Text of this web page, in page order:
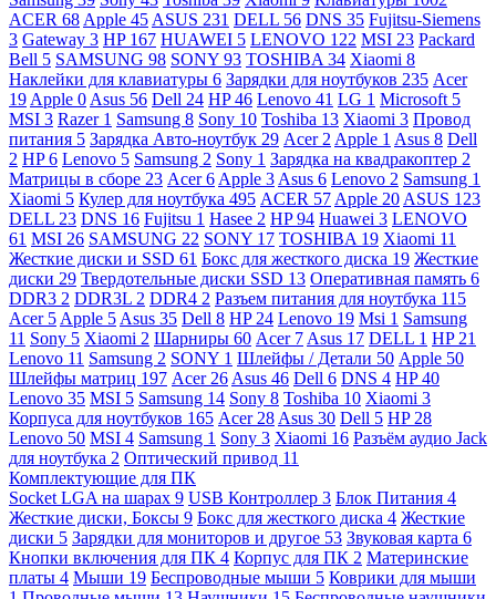
ACER 68 Apple 45 ASUS 231 DELL 56 DNS 35 Fujitsu-Siemens
3 Gateway 3 HP 167 HUAWEI 5 LENOVO 122 MSI 23 Packard
Bell 5 SAMSUNG 98 SONY 93 TOSHIBA 34 Xiaomi 8
Наклейки для клавиатуры 6 Зарядки для ноутбуков 235 Acer
19 Apple 0 Asus 56 Dell 24 HP46 Lenovo 41 LG 1 Microsoft 5
MSI 3 Razer 1 Samsung 8 Sony 10 Toshiba 13 Xiaomi 3 Провод
питания 5 Зарядка Авто-ноутбук 29 Acer 2 Apple 1 Asus 8 Dell
2 HP6 Lenovo 5 Samsung 2 Sony 1 Зарядка на квадракоптер 2
Матрицы в сборе 23 Acer6 Apple 3 Asus 6 Lenovo 2 Samsung 1
Xiaomi 5 Кулер для ноутбука 495 ACER 57 Apple 20 ASUS 123
DELL 23 DNS 16 Fujitsu 1 Hasee 2 HP94 Huawei 3 LENOVO
61 MSI 26 SAMSUNG 22 SONY 17 TOSHIBA 19 Xiaomi 11
Жесткие диски и SSD 61 Бокс для жесткого диска 19 Жесткие
диски 29 Твердотельные диски SSD 13 Оперативная память 6
DDR3 2 DDR3L 2 DDR4 2 Разъем питания для ноутбука 115
Acer 5 Apple 5 Asus 35 Dell 8 HP 24 Lenovo 19 Msi 1 Samsung
11 Sony 5 Xiaomi 2 Шарниры 60 Acer 7 Asus 17 DELL 1 HP 21
Lenovo 11 Samsung 2 SONY 1 Шлейфы / Детали 50 Apple 50
Шлейфы матриц 197 Acer 26 Asus 46 Dell 6 DNS 4 HP40
Lenovo 35 MSI 5 Samsung 14 Sony 8 Toshiba 10 Xiaomi 3
Корпуса для ноутбуков 165 Acer 28 Asus 30 Dell 5 HP 28
Lenovo 50 MSI 4 Samsung 1 Sony 3 Xiaomi 16 Разъём аудио Jack
для ноутбука 2 Оптический привод 11
Комплектующие для ПК
Socket LGA на шарах 9 USB Контроллер 3 Блок Питания 4
Жесткие диски, Боксы 9 Бокс для жесткого диска 4 Жесткие
диски 5 Зарядки для мониторов и другое 53 Звуковая карта 6
Кнопки включения для ПК 4 Корпус для ПК 2 Материнские
платы 4 Мыши 19 Беспроводные мыши 5 Коврики для мыши